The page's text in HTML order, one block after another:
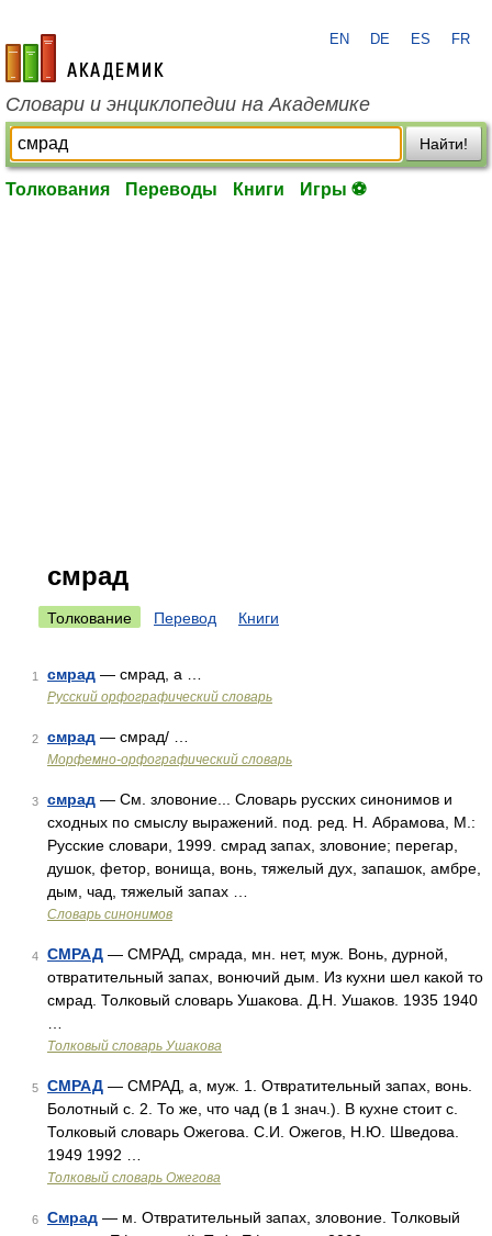
academic.ru
EN DE ES FR
Словари и энциклопедии на Академике
Найти!
Толкования Переводы Книги Игры ⚽
смрад
Толкование Перевод Книги
1 смрад — смрад, а …
Русский орфографический словарь
2 смрад — смрад/ …
Морфемно-орфографический словарь
3 смрад — См. зловоние... Словарь русских синонимов и
сходных по смыслу выражений. под. ред. Н. Абрамова, М.:
Русские словари, 1999. смрад запах, зловоние; перегар,
душок, фетор, вонища, вонь, тяжелый дух, запашок, амбре,
дым, чад, тяжелый запах …
Словарь синонимов
4 СМРАД — СМРАД, смрада, мн. нет, муж. Вонь, дурной,
отвратительный запах, вонючий дым. Из кухни шел какой то
смрад. Толковый словарь Ушакова. Д.Н. Ушаков. 1935 1940
Толковый словарь Ушакова
5 СМРАД — СМРАД, а, муж. 1. Отвратительный запах, вонь.
Болотный с. 2. То же, что чад (в 1 знач.). В кухне стоит с.
Толковый словарь Ожегова. С.И. Ожегов, Н.Ю. Шведова.
1949 1992 …
Толковый словарь Ожегова
6 Смрад — м. Отвратительный запах, зловоние. Толковый